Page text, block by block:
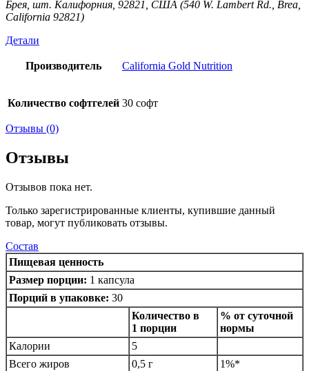
Брея, шт. Калифорния, 92821, США (540 W. Lambert Rd., Brea,
California 92821)
Детали
Производитель California Gold Nutrition
Количество софтгелей 30 софт
Отзывы (0)
Отзывы
Отзывов пока нет.
Только зарегистрированные клиенты, купившие данный
товар, могут публиковать отзывы.
Состав
Пищевая ценность
Размер порции: 1 капсула
Порций в упаковке: 30
Количество в
1 порции
% от суточной
нормы
Калории
5
Всего жиров
0,5 г
1%*